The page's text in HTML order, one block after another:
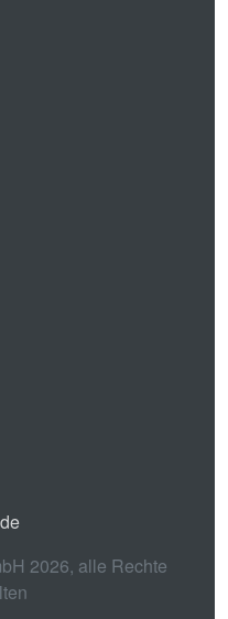
2026, alle Rechte